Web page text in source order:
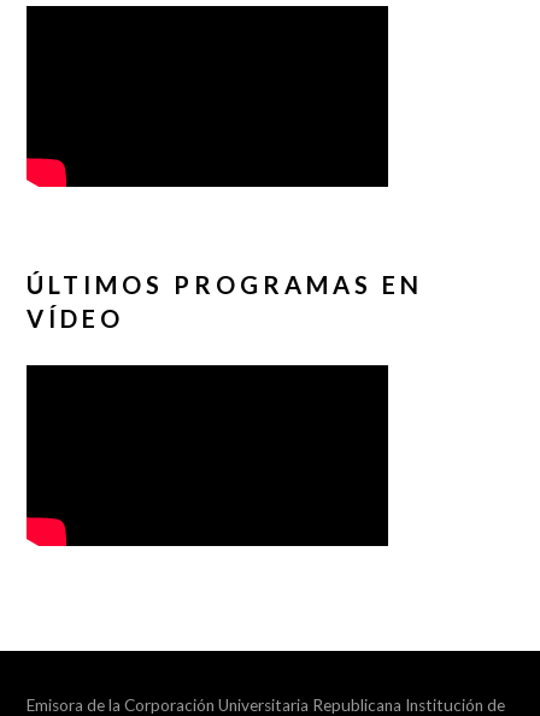
ÚLTIMOS PROGRAMAS EN
VÍDEO
Emisora de la Corporación Universitaria Republicana Institución de